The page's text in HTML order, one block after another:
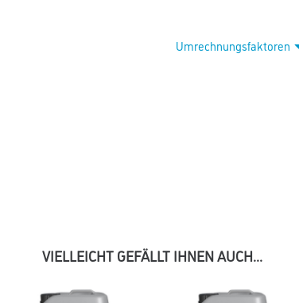
Umrechnungsfaktoren
VIELLEICHT GEFÄLLT IHNEN AUCH...